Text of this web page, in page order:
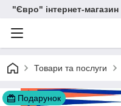
"Євро" інтернет-магазин
Товари та послуги
Подарунок